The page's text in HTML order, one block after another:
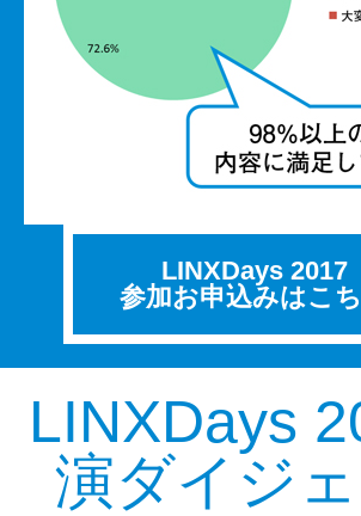
LINXDays 2017
参加お申込みはこ
LINXDays
演ダイジ